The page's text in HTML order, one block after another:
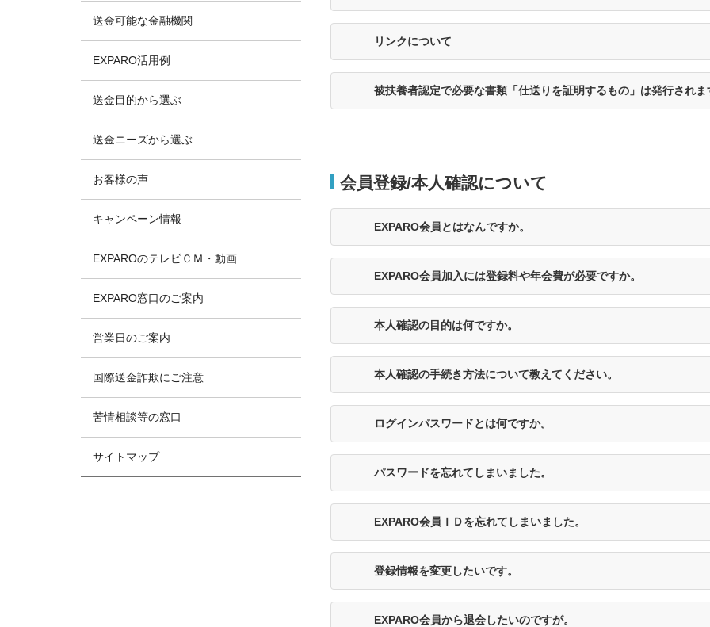
リンクについて
被扶養者認定で必要な書類「仕送りを証明するもの」は発行されま
会員登録/本人確認について
EXPARO会員とはなんですか。
EXPARO会員加入には登録料や年会費が必要ですか。
本人確認の目的は何ですか。
本人確認の手続き方法について教えてください。
ログインパスワードとは何ですか。
パスワードを忘れてしまいました。
EXPARO会員ＩＤを忘れてしまいました。
登録情報を変更したいです。
EXPARO会員から退会したいのですが。
送金可能な金融機関
EXPARO活用例
送金目的から選ぶ
送金ニーズから選ぶ
お客様の声
キャンペーン情報
EXPAROのテレビＣＭ・動画
EXPARO窓口のご案内
営業日のご案内
国際送金詐欺にご注意
苦情相談等の窓口
サイトマップ